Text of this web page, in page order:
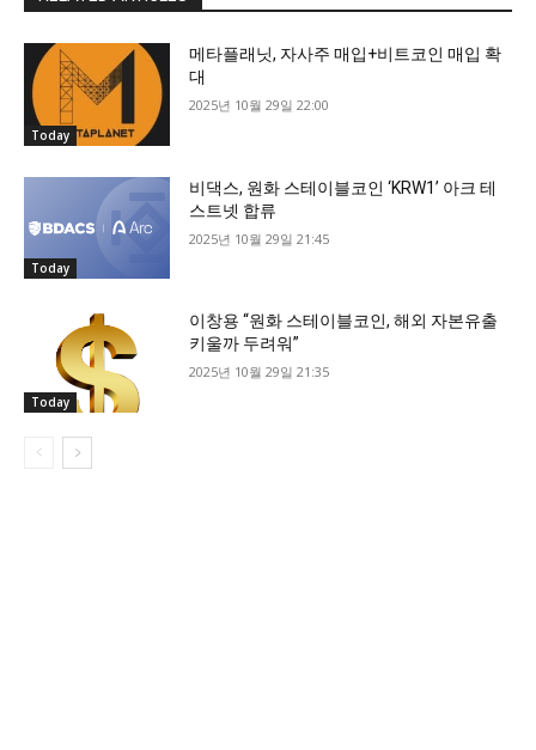
Today
메타플래닛, 자사주 매입+비트코인 매입 확
대
2025년 10월 29일 22:00
Today
비댁스, 원화 스테이블코인 ‘KRW1’ 아크 테
스트넷 합류
2025년 10월 29일 21:45
Today
이창용 “원화 스테이블코인, 해외 자본유출
키울까 두려워”
2025년 10월 29일 21:35